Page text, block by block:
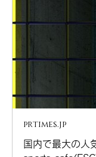
prtimes.jp
国内で最大の人